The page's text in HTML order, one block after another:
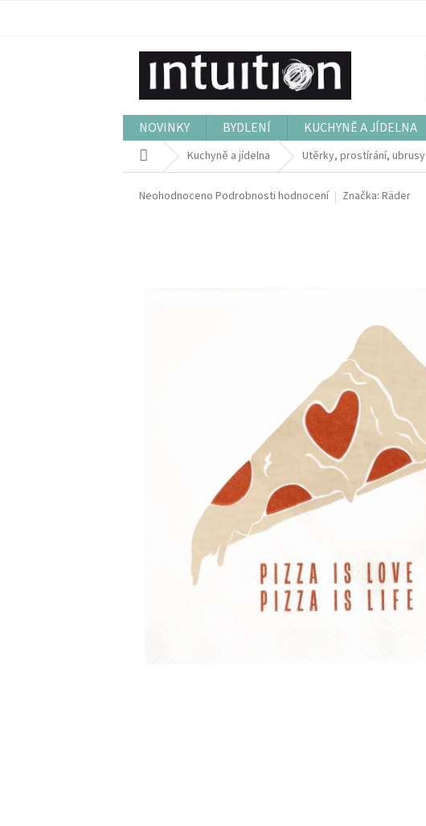
NOVINKY BYDLENÍ KUCHYNĚ A JÍDELNA
Domů Kuchyně a jídelna Utěrky, prostírání, ubrusy
Průměrné
Neohodnoceno Podrobnosti hodnocení Značka: Räder